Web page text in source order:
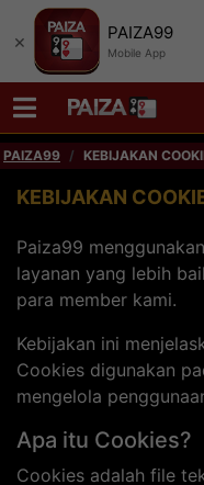
× PAIZA99
Mobile App
PAIZA99 KEBIJAKAN
KEBIJAKAN
Paiza99
layanan yang lebih
para member kami.
Kebijakan ini
Cookies digunakan
mengelola
Apa itu Cookies?
Cookies adalah file